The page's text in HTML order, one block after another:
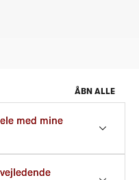
ÅBN ALLE
med mine